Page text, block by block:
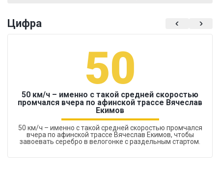
Цифра
50
50 км/ч – именно с такой средней скоростью
промчался вчера по афинской трассе Вячеслав
Екимов
50 км/ч – именно с такой средней скоростью промчался
вчера по афинской трассе Вячеслав Екимов, чтобы
завоевать серебро в велогонке с раздельным стартом.